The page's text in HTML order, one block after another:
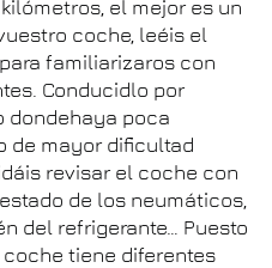
el mejor es un
coche, leéis el
familiarizaros con
Conducidlo por
dondehaya poca
de mayor dificultad
revisar el coche con
de los neumáticos,
del refrigerante… Puesto
tiene diferentes